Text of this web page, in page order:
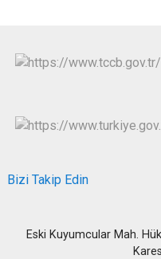
Bizi Takip Edin
Eski Kuyumcular Mah.